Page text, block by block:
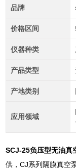
品牌
价格区间
仪器种类
产品类型
产地类别
应用领域
SCJ-25负压型无油真
供，CJ系列隔膜真空